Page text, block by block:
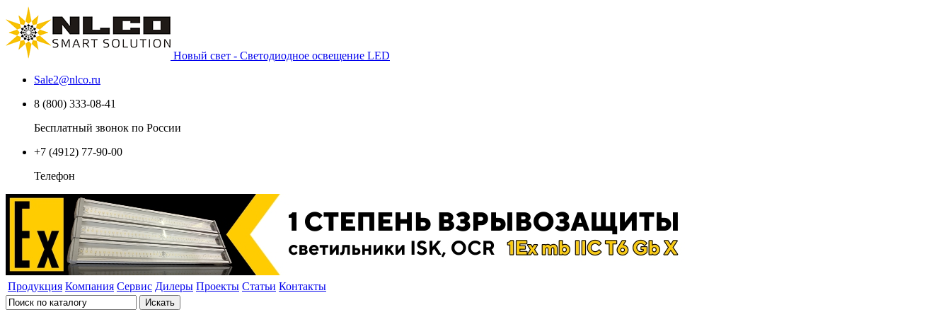
Новый свет - Светодиодное освещение LED
Sale2@nlco.ru
8 (800) 333-08-41
Бесплатный звонок по России
+7 (4912) 77-90-00
Телефон
Продукция Компания Сервис Дилеры Проекты Статьи Контакты